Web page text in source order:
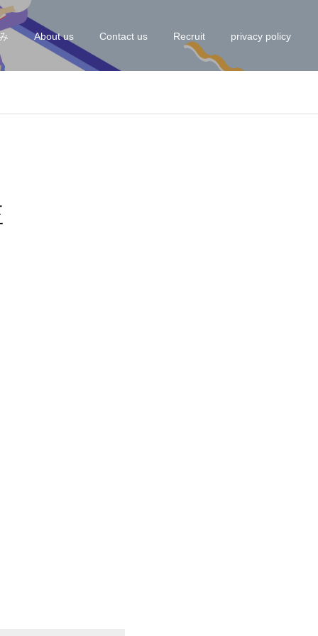
About us Contact us Recruit privacy policy